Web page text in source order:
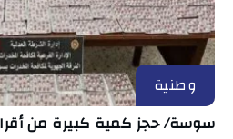
وطنية
سوسة/ حجز كمية كبيرة من أقراص